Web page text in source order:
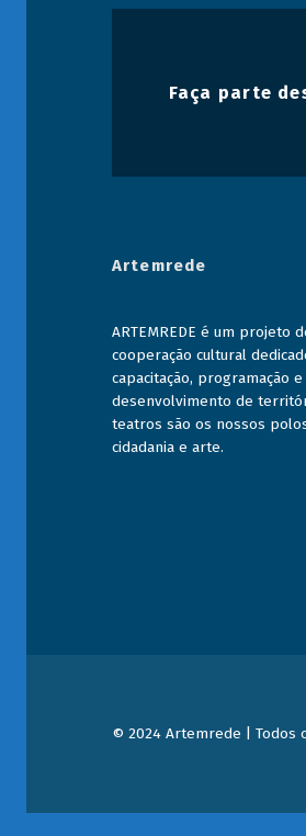
M
r
o
n
e
Faça parte
Artemrede
ARTEMREDE é um projeto
cooperação cultural
capacitação, programação e
desenvolvimento de
teatros são os nossos
cidadania e arte.
© 2024 Artemrede |